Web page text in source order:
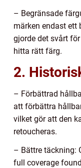
– Begränsade
märken endast ett
gjorde det svårt
hitta rätt färg.
2.
– Förbättrad
att förbättra
vilket gör att den
retoucheras.
– Bättre täckning:
full coverage